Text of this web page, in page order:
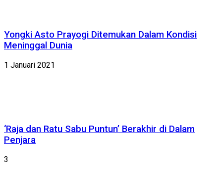
Yongki Asto Prayogi Ditemukan Dalam Kondisi
Meninggal Dunia
1 Januari 2021
‘Raja dan Ratu Sabu Puntun’ Berakhir di Dalam
Penjara
3